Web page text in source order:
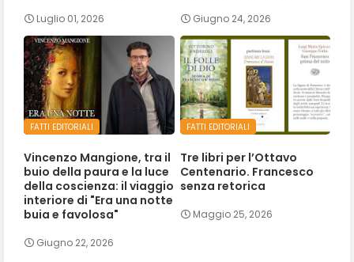
Luglio 01, 2026 Giugno 24, 2026
FATTI EDITORIALI
Vincenzo Mangione, tra il
buio della paura e la luce
della coscienza: il viaggio
interiore di "Era una notte
buia e favolosa"
Giugno 22, 2026
FATTI EDITORIALI
Tre libri per l’Ottavo
Centenario. Francesco
senza retorica
Maggio 25, 2026